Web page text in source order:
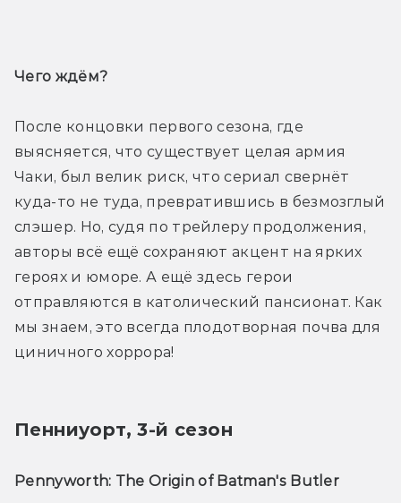
Чего ждём?
После концовки первого сезона, где
выясняется, что существует целая армия
Чаки, был велик риск, что сериал свернёт
куда-то не туда, превратившись в безмозглый
слэшер. Но, судя по трейлеру продолжения,
авторы всё ещё сохраняют акцент на ярких
героях и юморе. А ещё здесь герои
отправляются в католический пансионат. Как
мы знаем, это всегда плодотворная почва для
циничного хоррора!
Пенниуорт, 3-й сезон
Pennyworth: The Origin of Batman's Butler